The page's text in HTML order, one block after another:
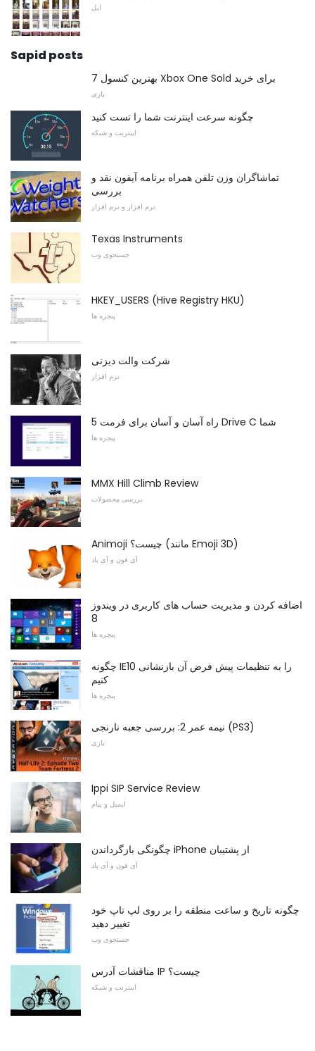
اپل
Sapid posts
7 بهترین کنسول Xbox One Sold برای خرید
بازی
چگونه سرعت اینترنت شما را تست کنید
اینترنت و شبکه
تماشاگران وزن تلفن همراه برنامه آیفون نقد و
بررسی
نرم افزار و نرم افزار
Texas Instruments
جستجوی وب
HKEY_USERS (Hive Registry HKU)
پنجره ها
شرکت والت دیزنی
نرم افزار
5 راه آسان و آسان برای فرمت Drive C شما
پنجره ها
MMX Hill Climb Review
بررسی محصولات
Animoji چیست؟ (مانند Emoji 3D)
آی فون و آی پاد
اضافه کردن و مدیریت حساب های کاربری در ویندوز
8
پنجره ها
چگونه IE10 را به تنظیمات پیش فرض آن بازنشانی
کنیم
پنجره ها
نیمه عمر 2: بررسی جعبه نارنجی (PS3)
بازی
Ippi SIP Service Review
ایمیل و پیام
چگونگی بازگرداندن iPhone از پشتیبان
آی فون و آی پاد
چگونه تاریخ و ساعت منطقه را بر روی لپ تاپ خود
تغییر دهید
جستجوی وب
مناقشات آدرس IP چیست؟
اینترنت و شبکه